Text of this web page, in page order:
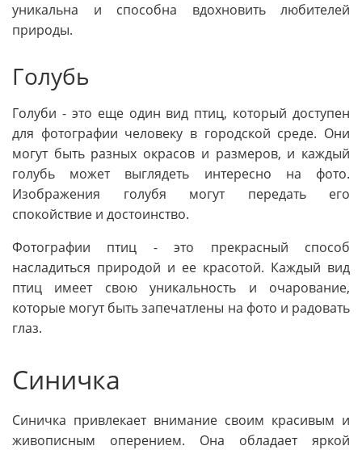
уникальна и способна вдохновить любителей
природы.
Голубь
Голуби - это еще один вид птиц, который доступен
для фотографии человеку в городской среде. Они
могут быть разных окрасов и размеров, и каждый
голубь может выглядеть интересно на фото.
Изображения голубя могут передать его
спокойствие и достоинство.
Фотографии птиц - это прекрасный способ
насладиться природой и ее красотой. Каждый вид
птиц имеет свою уникальность и очарование,
которые могут быть запечатлены на фото и радовать
глаз.
Синичка
Синичка привлекает внимание своим красивым и
живописным оперением. Она обладает яркой